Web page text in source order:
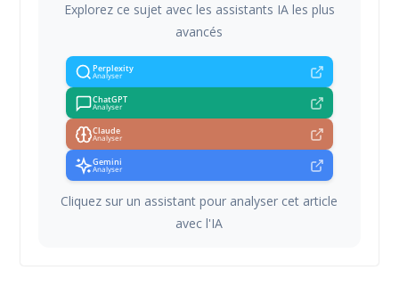
Explorez ce sujet avec les assistants IA les plus
avancés
Perplexity
Analyser
ChatGPT
Analyser
Claude
Analyser
Gemini
Analyser
Cliquez sur un assistant pour analyser cet article
avec l'IA